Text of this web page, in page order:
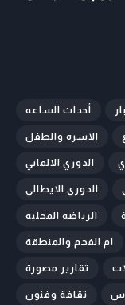
أحداث الساعه
الاسره والطفل
الدوري الالماني
الدوري الايطالي
الرياضه المحليه
ام الفحم والمنطقة
تقارير مصورة
ثقافة وفنون